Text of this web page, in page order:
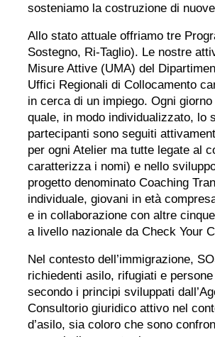
sosteniamo la costruzione di
Allo stato attuale offriamo tre
Sostegno, Ri-Taglio). Le nostre
Misure Attive (UMA) del
Uffici Regionali di Collocamento
in cerca di un impiego. Ogni
quale, in modo individualizzato, lo
partecipanti sono seguiti
per ogni Atelier ma tutte legate al
caratterizza i nomi) e nello
progetto denominato Coaching
individuale, giovani in età
e in collaborazione con altre
a livello nazionale da Check Your
Nel contesto dell’immigrazione,
richiedenti asilo, rifugiati e
secondo i principi sviluppati
Consultorio giuridico attivo nel
d’asilo, sia coloro che sono